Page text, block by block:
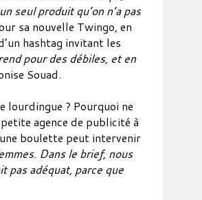
seul produit qu’on n’a pas
sa nouvelle Twingo, en
hashtag invitant les
pour des débiles, et en
Souad.
lourdingue ? Pourquoi ne
agence de publicité à
boulette peut intervenir
Dans le brief, nous
pas adéquat, parce que